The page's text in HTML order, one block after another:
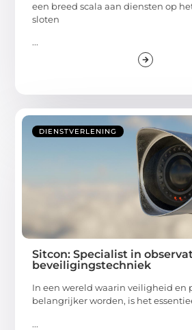
een breed scala aan diensten op
sloten
...
DIENSTVERLENING
Sitcon: Specialist in
beveiligingstechniek
In een wereld waarin veiligheid en
belangrijker worden, is het
...